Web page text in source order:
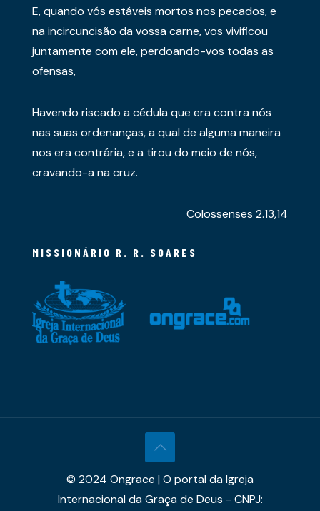
E, quando vós estáveis mortos nos pecados, e
na incircuncisão da vossa carne, vos vivificou
juntamente com ele, perdoando-vos todas as
ofensas,
Havendo riscado a cédula que era contra nós
nas suas ordenanças, a qual de alguma maneira
nos era contrária, e a tirou do meio de nós,
cravando-a na cruz.
Colossenses 2.13,14
MISSIONÁRIO R. R. SOARES
© 2024 Ongrace | O portal da Igreja
Internacional da Graça de Deus - CNPJ: